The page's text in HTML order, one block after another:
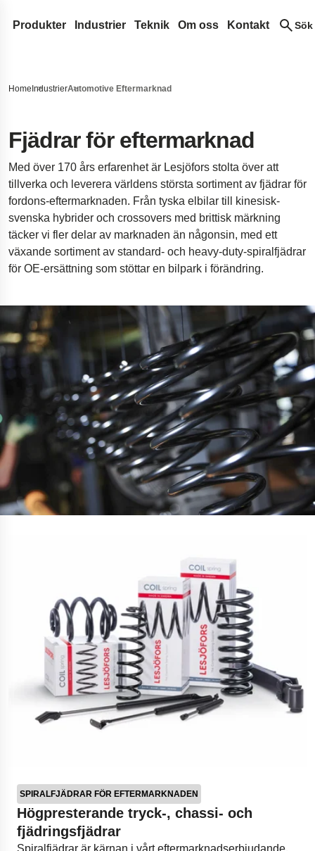
Produkter
Tryckfjädrar
Strumpebandsfjädrar
Vridfjädrar
Vågfjädrar
Tråddetaljer
Trådringar
Bladfjädrar
Drivfjädrar
Tryckande gasfjädrar
Låsbara gasfjädrar
NitroSprings
Gasfjädrar i rostfritt stål
Dragande gasfjädrar
Transportband
Bussningar
Låsringar
Djupdragna detaljer
Tallriksfjädrar
Vågbrickor
Standardfjädrar
Dörrfjädrar
Industrier
Automotive Eftermarknad
Flygindustri
Hydraulik
Elektronik
Energi
Kundcase
Landningsställ för rymdfarkoster
Dämpare till bro
Borrutrustning för olja och gas
Fjädring i motorcyklar
Innovativa bilfjädrar
Gymnastikgolv
Innovativ tillgänglighetsramp
Ergonomiska kamerariggar
Teknik
Fjäderterminologi
Innovation
Insights
Om oss
Karriär
Mässor
Certifikat
Legal and Compliance
Legal Notice
Accessibility
Kvalitet
Kontakt Sök
Home IndustrierAutomotive Eftermarknad
Fjädrar för eftermarknad
Med över 170 års erfarenhet är Lesjöfors stolta över att
tillverka och leverera världens största sortiment av fjädrar för
fordons-eftermarknaden. Från tyska elbilar till kinesisk-
svenska hybrider och crossovers med brittisk märkning
täcker vi fler delar av marknaden än någonsin, med ett
växande sortiment av standard- och heavy-duty-spiralfjädrar
för OE-ersättning som stöttar en bilpark i förändring.
SPIRALFJÄDRAR FÖR EFTERMARKNADEN
Högpresterande tryck-, chassi- och
fjädringsfjädrar
Spiralfjädrar är kärnan i vårt eftermarknadserbjudande.